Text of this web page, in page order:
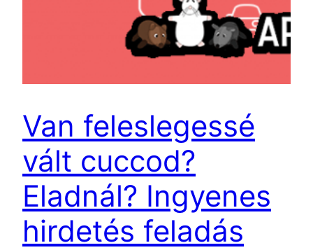
Van feleslegessé
vált cuccod?
Eladnál? Ingyenes
hirdetés feladás